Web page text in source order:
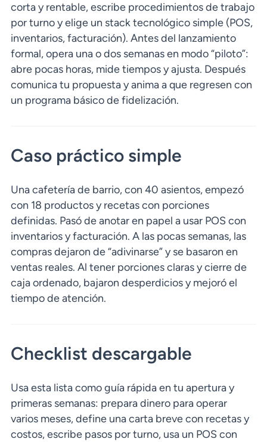
corta y rentable, escribe procedimientos de trabajo
por turno y elige un stack tecnológico simple (POS,
inventarios, facturación). Antes del lanzamiento
formal, opera una o dos semanas en modo “piloto”:
abre pocas horas, mide tiempos y ajusta. Después
comunica tu propuesta y anima a que regresen con
un programa básico de fidelización.
Caso práctico simple
Una cafetería de barrio, con 40 asientos, empezó
con 18 productos y recetas con porciones
definidas. Pasó de anotar en papel a usar POS con
inventarios y facturación. A las pocas semanas, las
compras dejaron de “adivinarse” y se basaron en
ventas reales. Al tener porciones claras y cierre de
caja ordenado, bajaron desperdicios y mejoró el
tiempo de atención.
Checklist descargable
Usa esta lista como guía rápida en tu apertura y
primeras semanas: prepara dinero para operar
varios meses, define una carta breve con recetas y
costos, escribe pasos por turno, usa un POS con